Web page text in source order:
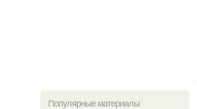
Популярные материалы